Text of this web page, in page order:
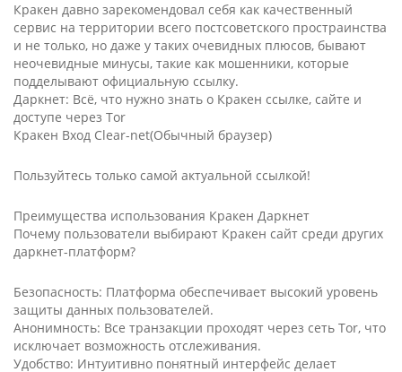
Кракен давно зарекомендовал себя как качественный
сервис на территории всего постсоветского простраинства
и не только, но даже у таких очевидных плюсов, бывают
неочевидные минусы, такие как мошенники, которые
подделывают официальную ссылку.
Даркнет: Всё, что нужно знать о Кракен ссылке, сайте и
доступе через Tor
Кракен Вход Clear-net(Обычный браузер)
Пользуйтесь только самой актуальной ссылкой!
Преимущества использования Кракен Даркнет
Почему пользователи выбирают Кракен сайт среди других
даркнет-платформ?
Безопасность: Платформа обеспечивает высокий уровень
защиты данных пользователей.
Анонимность: Все транзакции проходят через сеть Tor, что
исключает возможность отслеживания.
Удобство: Интуитивно понятный интерфейс делает